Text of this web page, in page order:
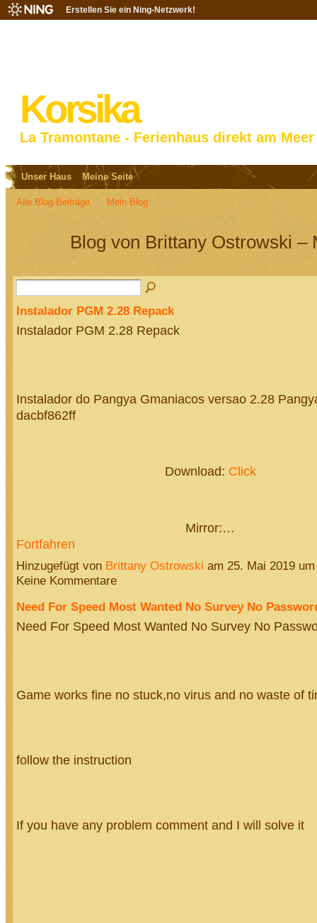
Erstellen Sie ein Ning-Netzwerk!
Korsika
La Tramontane - Ferienhaus direkt am Meer
Unser Haus Meine Seite
Alle Blog-Beiträge Mein Blog
Blog von Brittany Ostrowski
Instalador PGM 2.28 Repack
Instalador PGM 2.28 Repack
Instalador do Pangya Gmaniacos versao 2.28
dacbf862ff
Download: Click
Mirror:…
Fortfahren
Hinzugefügt von Brittany Ostrowski am 25. Mai 2019
Keine Kommentare
Need For Speed Most Wanted No Survey No
Need For Speed Most Wanted No Survey No
Game works fine no stuck,no virus and no waste of
follow the instruction
If you have any problem comment and I will solve it